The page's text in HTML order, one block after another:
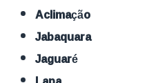
Aclimação
Jabaquara
Jaguaré